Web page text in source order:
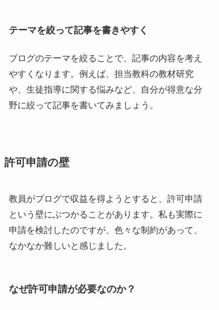
テーマを絞って記事を書きやすく
ブログのテーマを絞ることで、記事の内容を考え
やすくなります。例えば、担当教科の教材研究
や、生徒指導に関する悩みなど、自分が得意な分
野に絞って記事を書いてみましょう。
許可申請の壁
教員がブログで収益を得ようとすると、許可申請
という壁にぶつかることがあります。私も実際に
申請を検討したのですが、色々な制約があって、
なかなか難しいと感じました。
なぜ許可申請が必要なのか？